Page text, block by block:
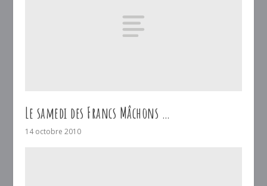
Le samedi des Francs Mâchons …
14 octobre 2010